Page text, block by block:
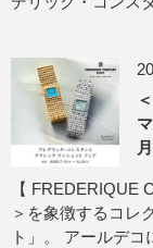
【 FREDERIQUE
＞を象徴するコレ
ト」。 アールデ